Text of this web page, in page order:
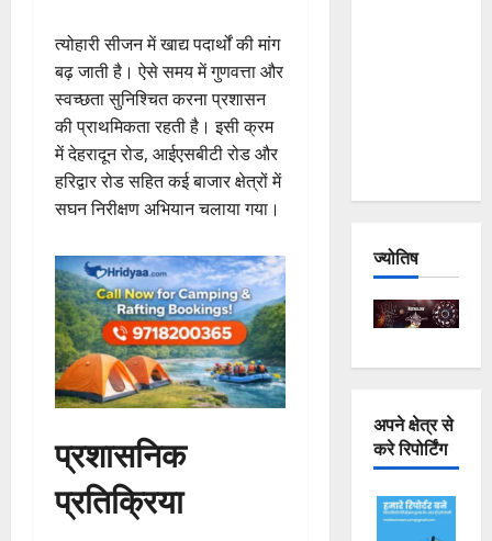
त्योहारी सीजन में खाद्य पदार्थों की मांग
बढ़ जाती है। ऐसे समय में गुणवत्ता और
स्वच्छता सुनिश्चित करना प्रशासन
की प्राथमिकता रहती है। इसी क्रम
में देहरादून रोड, आईएसबीटी रोड और
हरिद्वार रोड सहित कई बाजार क्षेत्रों में
सघन निरीक्षण अभियान चलाया गया।
प्रशासनिक
प्रतिक्रिया
ज्योतिष
अपने क्षेत्र से
करे रिपोर्टिंग